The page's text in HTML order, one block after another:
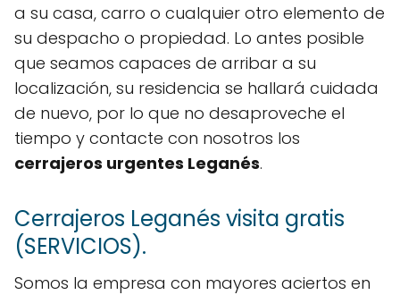
a su casa, carro o cualquier otro elemento de
su despacho o propiedad. Lo antes posible
que seamos capaces de arribar a su
localización, su residencia se hallará cuidada
de nuevo, por lo que no desaproveche el
tiempo y contacte con nosotros los
cerrajeros urgentes Leganés.
Cerrajeros Leganés visita gratis
(SERVICIOS).
Somos la empresa con mayores aciertos en